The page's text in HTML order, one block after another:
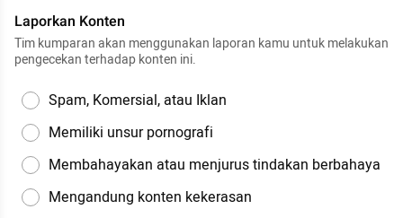
Laporkan Konten
Tim kumparan akan menggunakan laporan kamu untuk melakukan
pengecekan terhadap konten ini.
Spam, Komersial, atau Iklan
Memiliki unsur pornografi
Membahayakan atau menjurus tindakan berbahaya
Mengandung konten kekerasan